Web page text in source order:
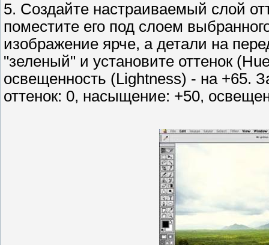
5. Создайте настраиваемый слой
поместите его под слоем
изображение ярче, а детали на
"зеленый" и установите оттенок
освещенность (Lightness) - на +65.
оттенок: 0, насыщение: +50,